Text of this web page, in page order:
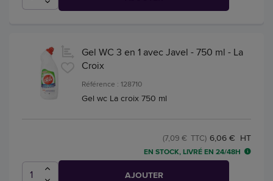
Gel WC 3 en 1 avec Javel - 750 ml - La
Croix
Référence : 128710
Gel wc La croix 750 ml
6,06 € HT
(7,09 € TTC)
EN STOCK, LIVRÉ EN 24/48H
AJOUTER